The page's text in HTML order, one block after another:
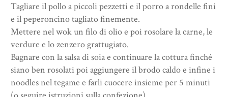
Tagliare il pollo a piccoli pezzetti e il porro a rondelle fini
e il peperoncino tagliato finemente.
Mettere nel wok un filo di olio e poi rosolare la carne, le
verdure e lo zenzero grattugiato.
Bagnare con la salsa di soia e continuare la cottura finché
siano ben rosolati poi aggiungere il brodo caldo e infine i
noodles nel tegame e farli cuocere insieme per 5 minuti